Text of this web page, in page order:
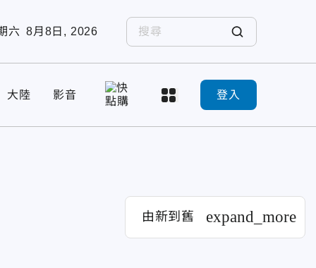
六 8月8日, 2026
大陸 影音 登入
由新到舊 expand_more